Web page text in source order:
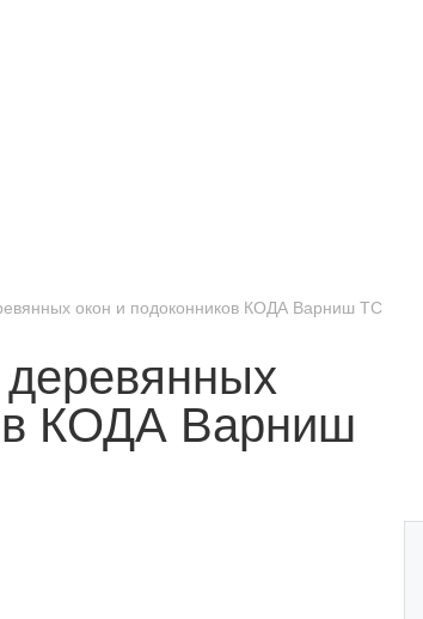
окон и подоконников КОДА Варниш ТС
КОДА Варниш